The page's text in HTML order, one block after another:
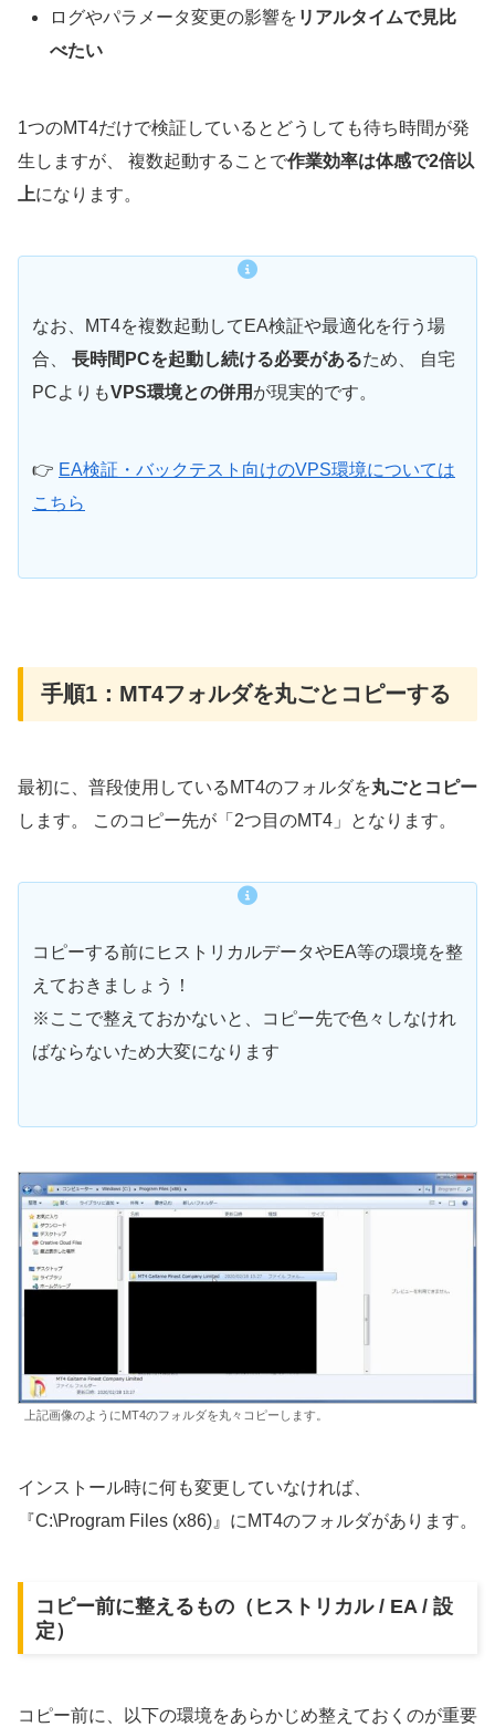
ログやパラメータ変更の影響を リアルタイムで見比
べたい
1つのMT4だけで検証しているとどうしても待ち時間が発
生しますが、 複数起動することで作業効率は体感で2倍以
上になります。
なお、MT4を複数起動してEA検証や最適化を行う場
合、 長時間PCを起動し続ける必要があるため、 自宅
PCよりもVPS環境との併用 が現実的です。
👉 EA検証・バックテスト向けのVPS環境については
こちら
手順1：MT4フォルダを丸ごとコピーする
最初に、普段使用しているMT4のフォルダを丸ごとコピー
します。 このコピー先が「2つ目のMT4」となります。
コピーする前にヒストリカルデータやEA等の環境を整
えておきましょう！
※ここで整えておかないと、コピー先で色々しなけれ
ばならないため大変になります
上記画像のようにMT4のフォルダを丸々コピーします。
インストール時に何も変更していなければ、
『C:\Program Files (x86)』にMT4のフォルダがあります。
コピー前に整えるもの（ヒストリカル / EA / 設
定）
コピー前に、以下の環境をあらかじめ整えておくのが重要